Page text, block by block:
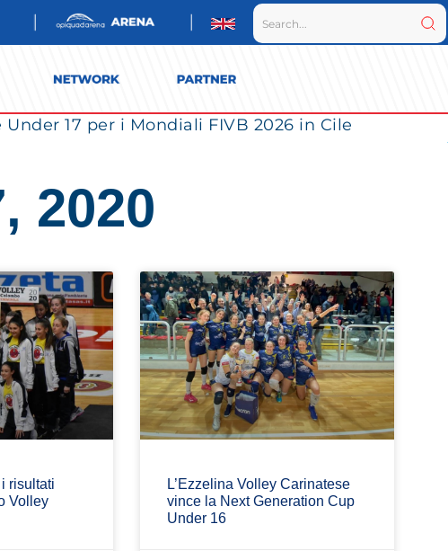
17 per i Mondiali FIVB 2026 in Cile
2020
risultati
Volley
L’Ezzelina Volley Carinatese
vince la Next Generation Cup
Under 16